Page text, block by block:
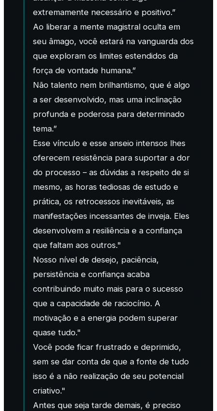
extremamente necessário e positivo.”
Ao liberar a mente magistral oculta em
seu âmago, você estará na vanguarda dos
que exploram os limites estendidos da
força de vontade humana.”
Não talento nem brilhantismo, que é algo
a ser desenvolvido, mas uma inclinação
profunda e poderosa para determinado
tema.”
Esse vínculo e esse anseio intensos lhes
oferecem resistência para suportar a dor
do processo – as dúvidas a respeito de si
mesmo, as horas tediosas de estudo e
prática, os retrocessos inevitáveis, as
manifestações incessantes de inveja. Eles
desenvolvem a resiliência e a confiança
que faltam aos outros."
Nosso nível de desejo, paciência,
persistência e confiança acaba
contribuindo muito mais para o sucesso
que a capacidade de raciocínio. A
motivação e a energia podem superar
quase tudo."
Você pode ficar frustrado e deprimido,
sem se dar conta de que a fonte de tudo
isso é a não realização de seu potencial
criativo."
Antes que seja tarde demais, é preciso